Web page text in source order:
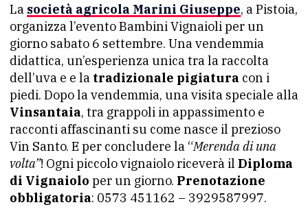
La società agricola Marini Giuseppe, a Pistoia,
organizza l’evento Bambini Vignaioli per un
giorno sabato 6 settembre. Una vendemmia
didattica, un’esperienza unica tra la raccolta
dell’uva e e la tradizionale pigiatura con i
piedi. Dopo la vendemmia, una visita speciale alla
Vinsantaia, tra grappoli in appassimento e
racconti affascinanti su come nasce il prezioso
Vin Santo. E per concludere la “Merenda di una
volta”! Ogni piccolo vignaiolo riceverà il Diploma
di Vignaiolo per un giorno. Prenotazione
obbligatoria: 0573 451162 – 3929587997.